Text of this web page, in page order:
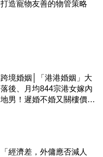
打造寵物友善的物管策略
跨境婚姻│「港港婚姻」大
落後、月均844宗港女嫁內
地男！遲婚不婚又關樓價
「經濟差，外傭應否減人